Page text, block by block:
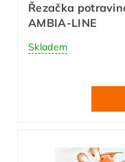
Řezačka
AMBIA-LINE
Skladem